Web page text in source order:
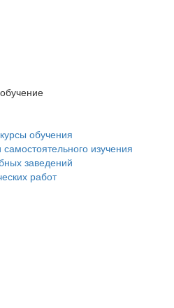
обучения
изучения
заведений
работ